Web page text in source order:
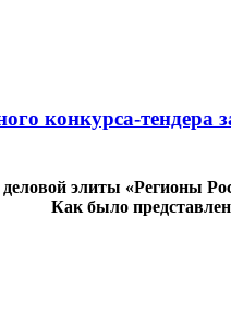
конкурса-
элиты «Регионы
Как было